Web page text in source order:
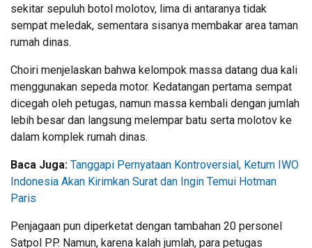
sekitar sepuluh botol molotov, lima di antaranya tidak
sempat meledak, sementara sisanya membakar area taman
rumah dinas.
Choiri menjelaskan bahwa kelompok massa datang dua kali
menggunakan sepeda motor. Kedatangan pertama sempat
dicegah oleh petugas, namun massa kembali dengan jumlah
lebih besar dan langsung melempar batu serta molotov ke
dalam komplek rumah dinas.
Baca Juga: Tanggapi Pernyataan Kontroversial, Ketum IWO
Indonesia Akan Kirimkan Surat dan Ingin Temui Hotman
Paris
Penjagaan pun diperketat dengan tambahan 20 personel
Satpol PP. Namun, karena kalah jumlah, para petugas